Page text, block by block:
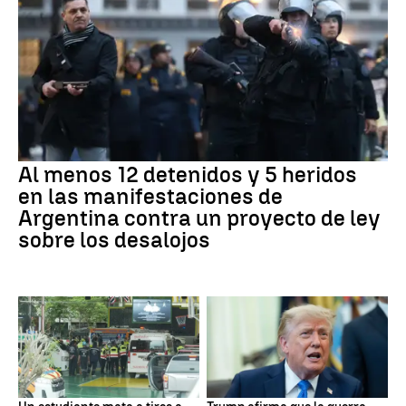
Al menos 12 detenidos y 5 heridos
en las manifestaciones de
Argentina contra un proyecto de ley
sobre los desalojos